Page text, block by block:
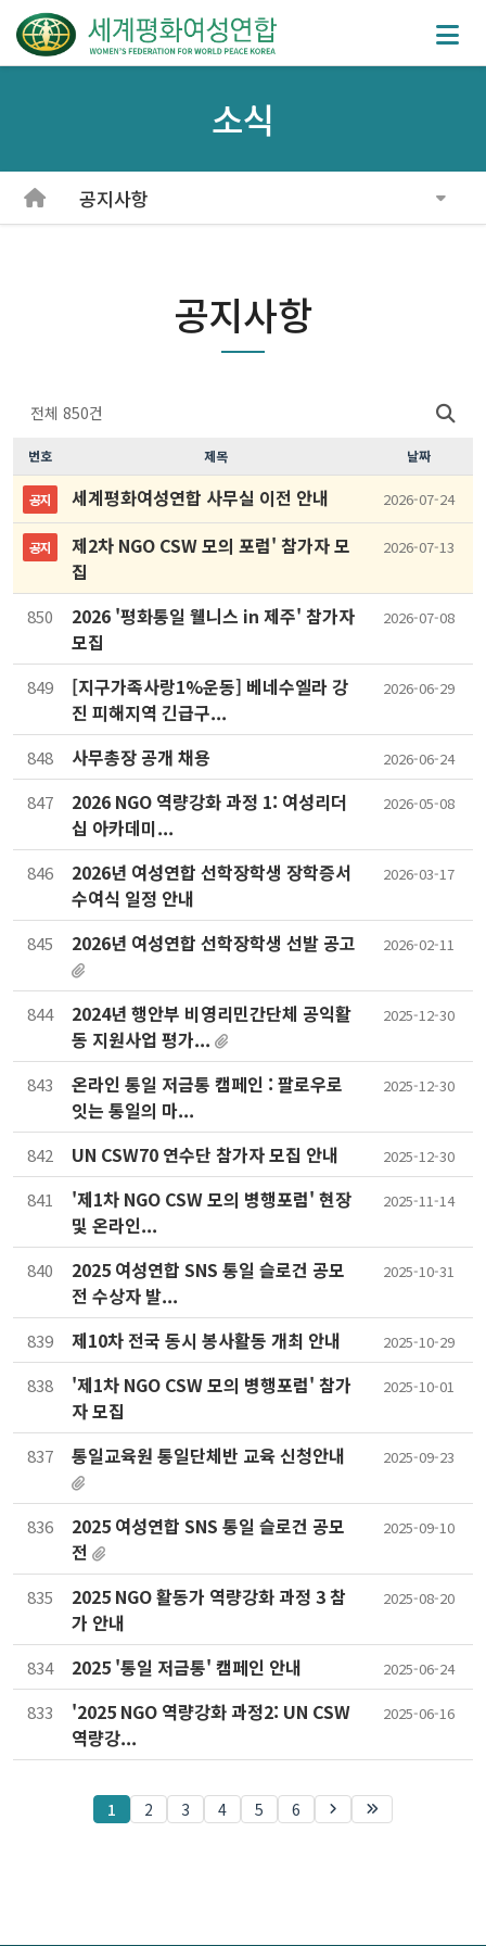
소식
공지사항
공지사항
전체 850건
번호 제목 날짜
공지 세계평화여성연합 사무실 이전 안내 2026-07-24
공지
제2차 NGO CSW 모의 포럼' 참가자 모
집
2026-07-13
850
2026 '평화통일 웰니스 in 제주' 참가자
모집
2026-07-08
849
[지구가족사랑1%운동] 베네수엘라 강
진 피해지역 긴급구...
2026-06-29
848 사무총장 공개 채용 2026-06-24
847
2026 NGO 역량강화 과정 1: 여성리더
십 아카데미...
2026-05-08
846
2026년 여성연합 선학장학생 장학증서
수여식 일정 안내
2026-03-17
845 2026년 여성연합 선학장학생 선발 공고 2026-02-11
844
2024년 행안부 비영리민간단체 공익활
동 지원사업 평가...
2025-12-30
843
온라인 통일 저금통 캠페인 : 팔로우로
잇는 통일의 마...
2025-12-30
842 UN CSW70 연수단 참가자 모집 안내 2025-12-30
841
'제1차 NGO CSW 모의 병행포럼' 현장
및 온라인...
2025-11-14
840
2025 여성연합 SNS 통일 슬로건 공모
전 수상자 발...
2025-10-31
839 제10차 전국 동시 봉사활동 개최 안내 2025-10-29
838
'제1차 NGO CSW 모의 병행포럼' 참가
자 모집
2025-10-01
837 통일교육원 통일단체반 교육 신청안내 2025-09-23
836
2025 여성연합 SNS 통일 슬로건 공모
전
2025-09-10
835
2025 NGO 활동가 역량강화 과정 3 참
가 안내
2025-08-20
834 2025 '통일 저금통' 캠페인 안내 2025-06-24
833
'2025 NGO 역량강화 과정2: UN CSW
역량강...
2025-06-16
1 2 3 4 5 6